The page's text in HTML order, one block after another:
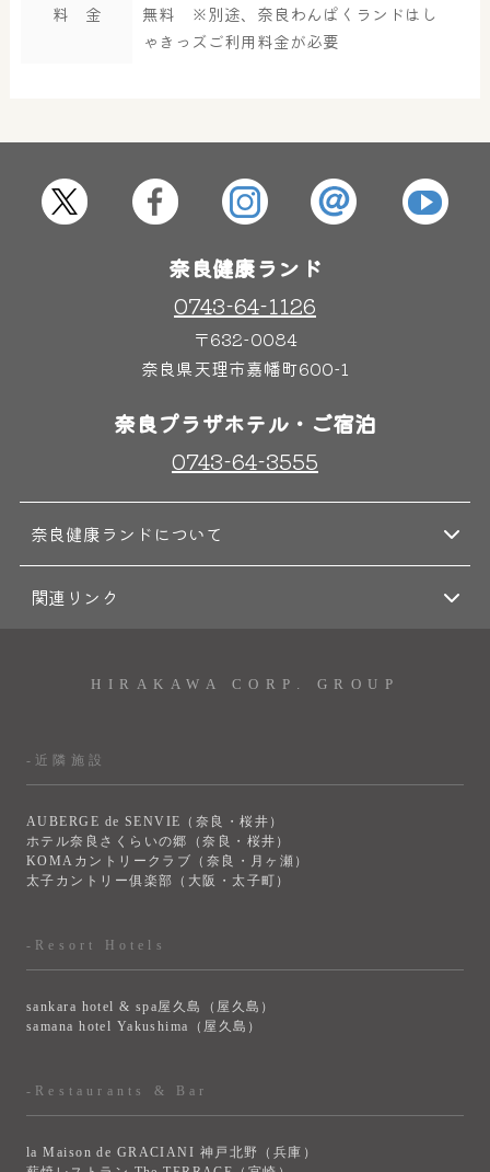
屋内レジャープール グルメ
その他施設 ご宿泊
料 金
無料 ※別途、奈良わんぱくランドはし
ゃきっズご利用料金が必要
奈良健康ランド
0743-64-1126
〒632-0084
奈良県天理市嘉幡町600-1
奈良プラザホテル・ご宿泊
0743-64-3555
奈良健康ランドについて
関連リンク
HIRAKAWA CORP. GROUP
-近隣施設
AUBERGE de SENVIE（奈良・桜井）
ホテル奈良さくらいの郷（奈良・桜井）
KOMAカントリークラブ（奈良・月ヶ瀬）
太子カントリー俱楽部（大阪・太子町）
-Resort Hotels
sankara hotel & spa屋久島（屋久島）
samana hotel Yakushima（屋久島）
-Restaurants & Bar
la Maison de GRACIANI 神戸北野（兵庫）